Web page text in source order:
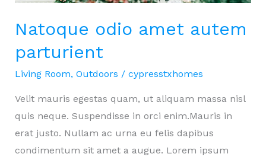
Natoque odio amet autem
parturient
Living Room, Outdoors / cypresstxhomes
Velit mauris egestas quam, ut aliquam massa nisl
quis neque. Suspendisse in orci enim.Mauris in
erat justo. Nullam ac urna eu felis dapibus
condimentum sit amet a augue. Lorem ipsum